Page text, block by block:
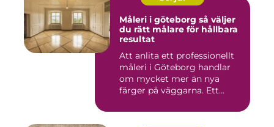
Måleri i göteborg så väljer
du rätt målare för hållbara
resultat
Att anlita ett professionellt
måleri i Göteborg handlar
om mycket mer än nya
färger på väggarna. Ett...